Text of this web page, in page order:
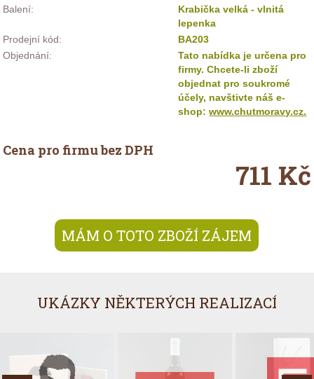
Balení:
Krabička velká - vlnitá
lepenka
Prodejní kód:
BA203
Objednání:
Tato nabídka je určena pro
firmy. Chcete-li zboží
objednat pro soukromé
účely, navštivte náš e-
shop:www.chutmoravy.cz.
Cena pro firmu bez DPH
711 Kč
MÁM O TOTO ZBOŽÍ ZÁJEM
UKÁZKY NĚKTERÝCH REALIZACÍ